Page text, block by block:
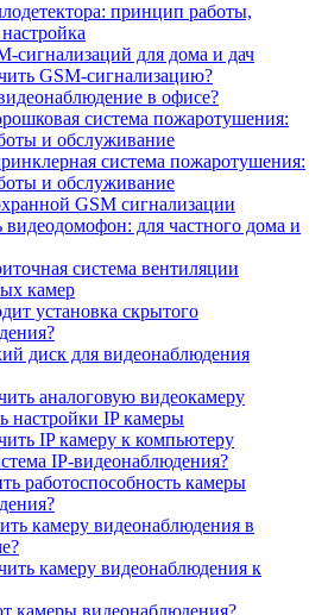
принцип работы,
сигнализаций для дома и дач
GSM-сигнализацию?
в офисе?
система пожаротушения:
и обслуживание
система пожаротушения:
и обслуживание
GSM сигнализации
видеодомофон: для частного дома и
система вентиляции
камер
установка скрытого
диск для видеонаблюдения
аналоговую видеокамеру
настройки IP камеры
IP камеру к компьютеру
IP-видеонаблюдения?
работоспособность камеры
камеру видеонаблюдения в
камеру видеонаблюдения к
камеры видеонаблюдения?